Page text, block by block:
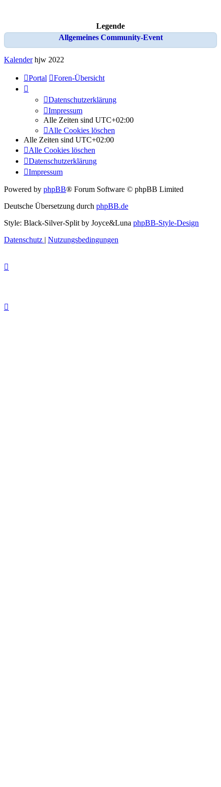
Legende
Allgemeines Community-Event
Kalenderhjw 2022
Portal Foren-Übersicht
Datenschutzerklärung
Impressum
Alle Zeiten sind UTC+02:00
Alle Cookies löschen
Alle Zeiten sind UTC+02:00
Alle Cookies löschen
Datenschutzerklärung
Impressum
Powered by phpBB® Forum Software © phpBB Limited
Deutsche Übersetzung durch phpBB.de
Style: Black-Silver-Split by Joyce&Luna phpBB-Style-Design
Datenschutz | Nutzungsbedingungen